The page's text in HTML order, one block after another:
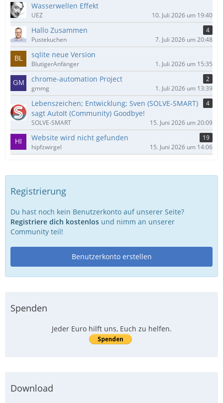
Wasserwellen Effekt
UEZ 10. Juli 2026 um 19:40
Hallo Zusammen
4
Pustekuchen
7. Juli 2026 um 20:48
sqlite neue Version
BlutigerAnfänger 1. Juli 2026 um 15:35
chrome-automation Project
2
gmmg
1. Juli 2026 um 13:39
Lebenszeichen; Entwicklung; Sven (SOLVE-SMART)
sagt AutoIt (Community) Goodbye!
4
SOLVE-SMART 15. Juni 2026 um 20:09
Website wird nicht gefunden
19
hipfzwirgel
15. Juni 2026 um 14:06
Registrierung
Du hast noch kein Benutzerkonto auf unserer Seite?
Registriere dich kostenlos und nimm an unserer
Community teil!
Benutzerkonto erstellen
Spenden
Jeder Euro hilft uns, Euch zu helfen.
Download